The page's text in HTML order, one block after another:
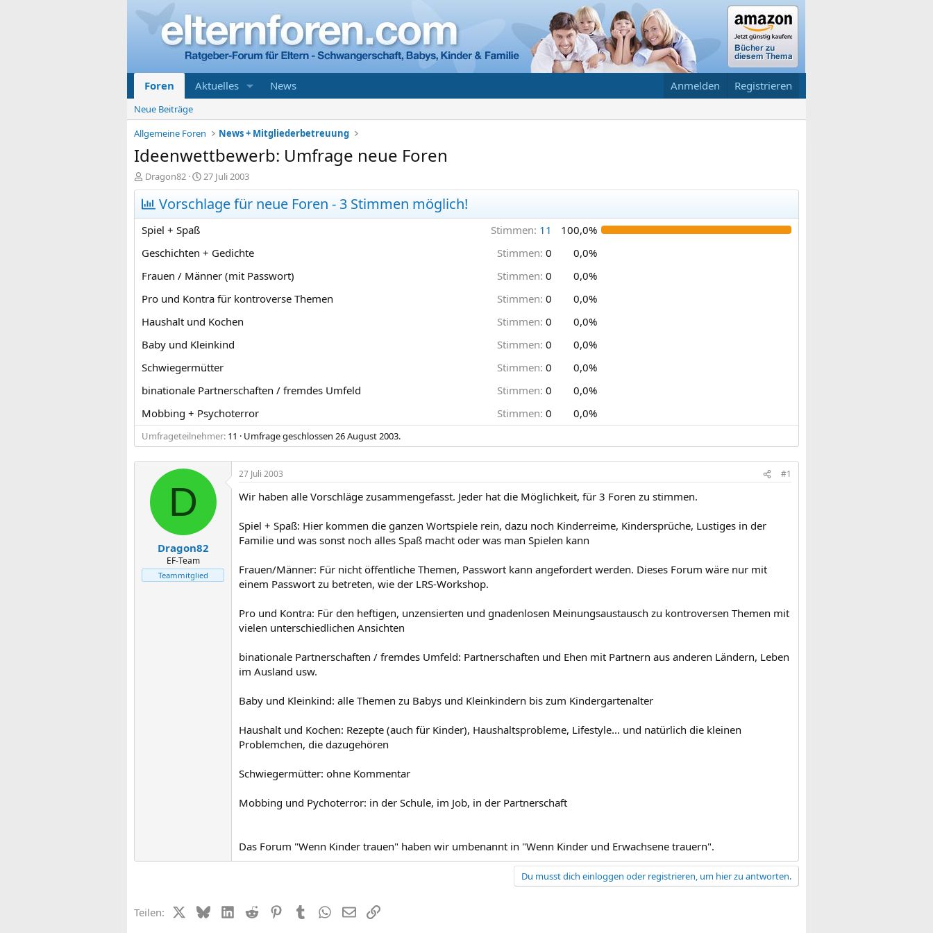
Foren Aktuelles News Anmelden Registrieren
Neue Beiträge
Allgemeine Foren
News + Mitgliederbetreuung
Ideenwettbewerb: Umfrage neue Foren
E
r
s
t
e
l
l
r
Dragon82
E
r
s
t
l
a
27 Juli 2003
Vorschlage für neue Foren - 3 Stimmen möglich!
Spiel + Spaß Stimmen: 11
100,0%
Geschichten + Gedichte
Stimmen: 0
0,0%
Frauen / Männer (mit Passwort)
Stimmen: 0
0,0%
Pro und Kontra für kontroverse Themen
Stimmen: 0
0,0%
Haushalt und Kochen
Stimmen: 0
0,0%
Baby und Kleinkind
Stimmen: 0
0,0%
Schwiegermütter
Stimmen: 0
0,0%
binationale Partnerschaften / fremdes Umfeld
Stimmen: 0
0,0%
Mobbing + Psychoterror
Stimmen: 0 0,0%
Umfrageteilnehmer 11 Umfrage geschlossen 26 August 2003.
D
Dragon82
EF-Team
Teammitglied
27 Juli 2003 #1
Wir haben alle Vorschläge zusammengefasst. Jeder hat die Möglichkeit, für 3 Foren zu stimmen.
Spiel + Spaß: Hier kommen die ganzen Wortspiele rein, dazu noch Kinderreime, Kindersprüche, Lustiges in der
Familie und was sonst noch alles Spaß macht oder was man Spielen kann
Frauen/Männer: Für nicht öffentliche Themen, Passwort kann angefordert werden. Dieses Forum wäre nur mit
einem Passwort zu betreten, wie der LRS-Workshop.
Pro und Kontra: Für den heftigen, unzensierten und gnadenlosen Meinungsaustausch zu kontroversen Themen mit
vielen unterschiedlichen Ansichten
binationale Partnerschaften / fremdes Umfeld: Partnerschaften und Ehen mit Partnern aus anderen Ländern, Leben
im Ausland usw.
Baby und Kleinkind: alle Themen zu Babys und Kleinkindern bis zum Kindergartenalter
Haushalt und Kochen: Rezepte (auch für Kinder), Haushaltsprobleme, Lifestyle... und natürlich die kleinen
Problemchen, die dazugehören
Schwiegermütter: ohne Kommentar
Mobbing und Pychoterror: in der Schule, im Job, in der Partnerschaft
Das Forum "Wenn Kinder trauen" haben wir umbenannt in "Wenn Kinder und Erwachsene trauern".
Du musst dich einloggen oder registrieren, um hier zu antworten.
Teilen: X (Twitter)
BlueskyLinkedIn
Reddit PinterestTumblrWhatsApp
E-MailLink